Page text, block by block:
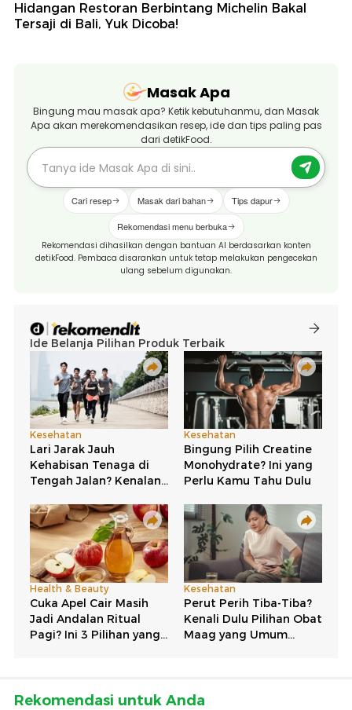
Hidangan Restoran Berbintang Michelin Bakal
Tersaji di Bali, Yuk Dicoba!
Masak Apa
Bingung mau masak apa? Ketik kebutuhanmu, dan Masak
Apa akan merekomendasikan resep, ide dan tips paling pas
dari detikFood.
Cari resep Masak dari bahan Tips dapur
Rekomendasi menu berbuka
Rekomendasi dihasilkan dengan bantuan AI berdasarkan konten
detikFood. Pembaca disarankan untuk tetap melakukan pengecekan
ulang sebelum digunakan.
Rekomendasi untuk Anda